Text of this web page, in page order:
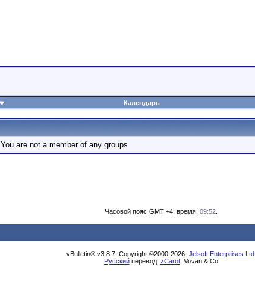
Календарь
You are not a member of any groups
Часовой пояс GMT +4, время: 09:52.
vBulletin® v3.8.7, Copyright ©2000-2026, Jelsoft Enterprises Ltd.
Русскийперевод: zCarot, Vovan & Co